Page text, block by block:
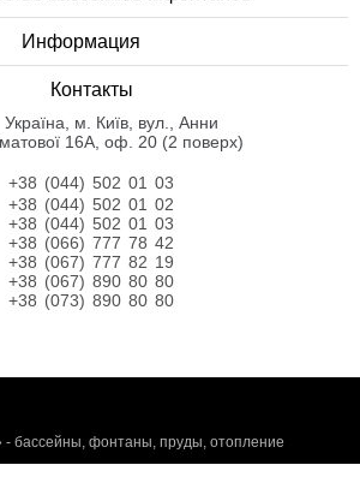
Информация
Контакты
Українa, м. Київ, вул., Анни
16А, оф. 20 (2 поверх)
+38 (044) 502 01 03
+38 (044) 502 01 02
+38 (044) 502 01 03
+38 (066) 777 78 42
+38 (067) 777 82 19
+38 (067) 890 80 80
+38 (073) 890 80 80
- бассейны, фонтаны, пруды, отопление